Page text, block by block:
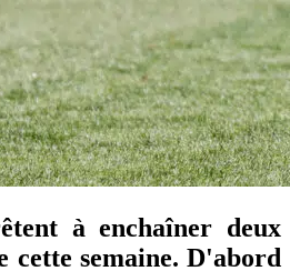
à enchaîner deux
cette semaine. D'abord